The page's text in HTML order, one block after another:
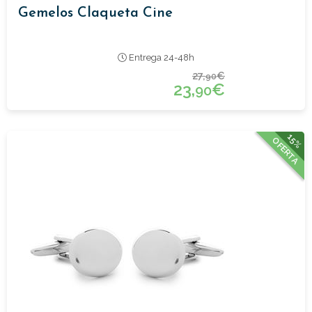
Gemelos Claqueta Cine
Entrega 24-48h
27,90€
23,90€
15%
OFERTA